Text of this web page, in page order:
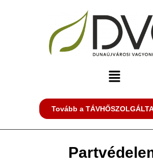
Tovább a